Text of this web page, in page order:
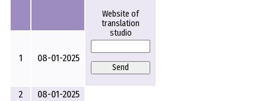
Website of
translation
studio
Send
1 08-01-2025
2
08-01-2025